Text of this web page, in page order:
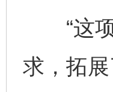
“这项
求，拓